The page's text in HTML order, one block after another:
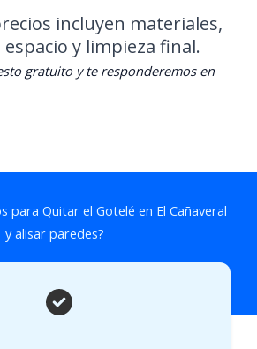
incluyen materiales,
y limpieza final.
gratuito y te responderemos en
para Quitar el Gotelé en El Cañaveral
y alisar paredes?